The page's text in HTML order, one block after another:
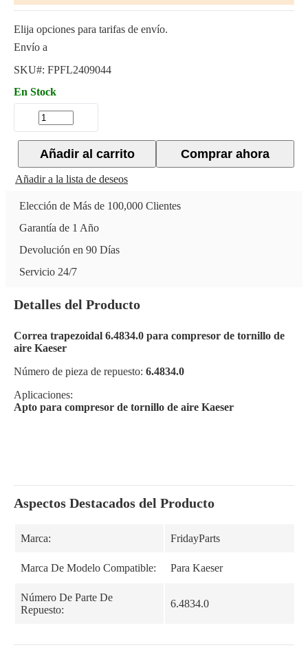
Elija opciones para tarifas de envío.
Envío a
SKU#: FPFL2409044
En Stock
Comprar ahora
Añadir al carrito
Añadir a la lista de deseos
Elección de Más de 100,000 Clientes
Garantía de 1 Año
Devolución en 90 Días
Servicio 24/7
Detalles del Producto
Correa trapezoidal 6.4834.0 para compresor de tornillo de
aire Kaeser
Número de pieza de repuesto: 6.4834.0
Aplicaciones:
Apto para compresor de tornillo de aire Kaeser
Aspectos Destacados del Producto
Marca: FridayParts
Marca De Modelo Compatible: Para Kaeser
Número De Parte De
Repuesto:
6.4834.0